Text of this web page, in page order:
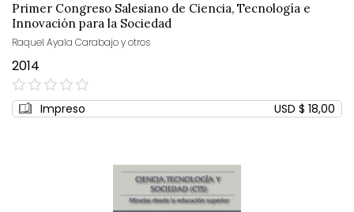
Primer Congreso Salesiano de Ciencia, Tecnología e
Innovación para la Sociedad
Raquel Ayala Carabajo y otros
2014
0%
Impreso USD $ 18,00